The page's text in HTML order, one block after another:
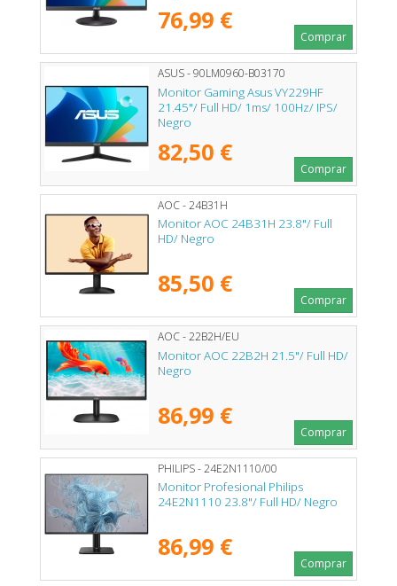
76,99 €
Comprar
ASUS - 90LM0960-B03170
Monitor Gaming Asus VY229HF
21.45"/ Full HD/ 1ms/ 100Hz/ IPS/
Negro
82,50 €
Comprar
AOC - 24B31H
Monitor AOC 24B31H 23.8"/ Full
HD/ Negro
85,50 €
Comprar
AOC - 22B2H/EU
Monitor AOC 22B2H 21.5"/ Full HD/
Negro
86,99 €
Comprar
PHILIPS - 24E2N1110/00
Monitor Profesional Philips
24E2N1110 23.8"/ Full HD/ Negro
86,99 €
Comprar